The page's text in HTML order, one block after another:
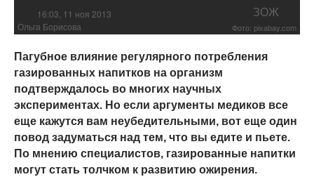
16:03, 11 ноя 2013 ЗОЖ
Ольга Борисова Фото: pixabay.com
Пагубное влияние регулярного потребления
газированных напитков на организм
подтверждалось во многих научных
экспериментах. Но если аргументы медиков все
еще кажутся вам неубедительными, вот еще один
повод задуматься над тем, что вы едите и пьете.
По мнению специалистов, газированные напитки
могут стать толчком к развитию ожирения.